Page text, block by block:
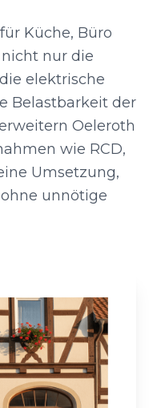
Küche, Büro
nur die
elektrische
Belastbarkeit der
Oeleroth
wie RCD,
Umsetzung,
unnötige